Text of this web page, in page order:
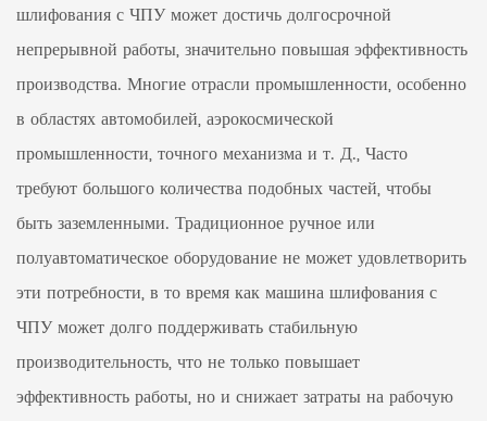
шлифования с ЧПУ может достичь долгосрочной
непрерывной работы, значительно повышая эффективность
производства. Многие отрасли промышленности, особенно
в областях автомобилей, аэрокосмической
промышленности, точного механизма и т. Д., Часто
требуют большого количества подобных частей, чтобы
быть заземленными. Традиционное ручное или
полуавтоматическое оборудование не может удовлетворить
эти потребности, в то время как машина шлифования с
ЧПУ может долго поддерживать стабильную
производительность, что не только повышает
эффективность работы, но и снижает затраты на рабочую